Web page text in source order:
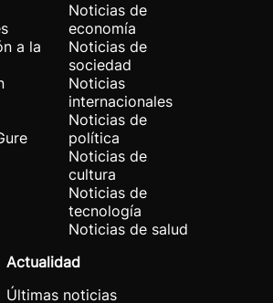
a la
Noticias de
economía
Noticias de
sociedad
Noticias
internacionales
Noticias de
política
Noticias de
cultura
Noticias de
tecnología
Noticias de salud
Actualidad
Últimas noticias